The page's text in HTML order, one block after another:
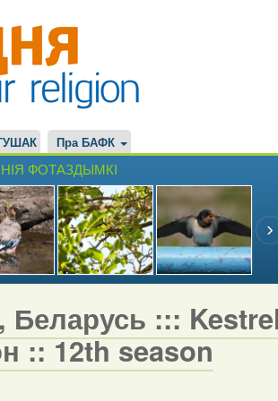
Пра БАФК
ФОТАЗДЫМКІ
Беларусь :::
:: 12th season